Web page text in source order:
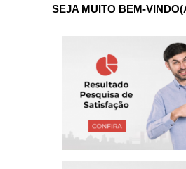
SEJA MUITO BEM-